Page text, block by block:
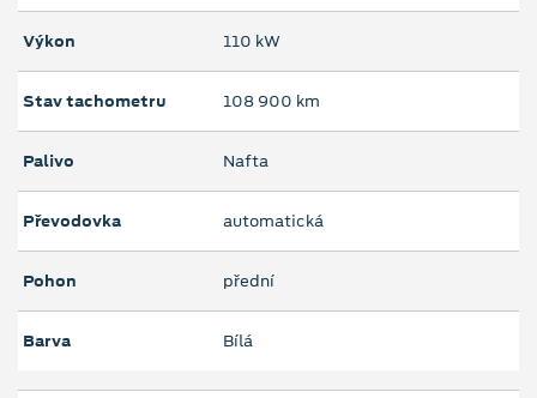
Výkon 110 kW
Stav tachometru 108 900 km
Palivo Nafta
Převodovka automatická
Pohon přední
Barva Bílá